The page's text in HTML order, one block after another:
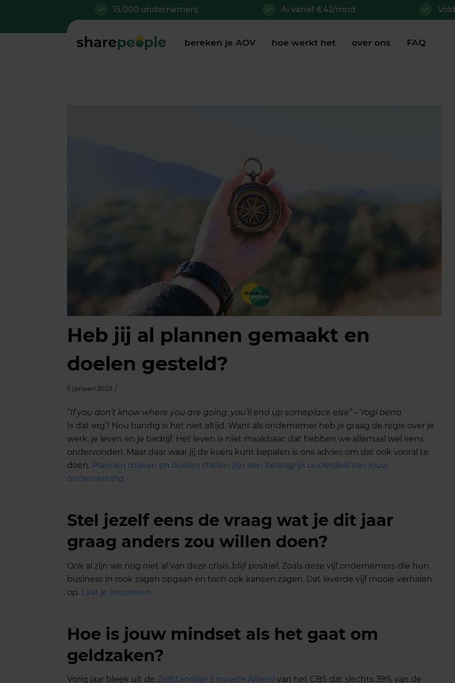
15.000 ondernemers Al vanaf €42/mnd
bereken je AOV hoe werkt het over ons FAQ
Heb jij al plannen gemaakt en
doelen gesteld?
5 januari 2023 /
“If you don’t know where you are going, you’ll end up someplace else” – Yogi berra
Is dat erg? Nou handig is het niet altijd. Want als ondernemer heb je graag de regie over je
werk, je leven en je bedrijf. Het leven is niet maakbaar, dat hebben we allemaal wel eens
ondervonden. Maar daar waar jij de koers kunt bepalen is ons advies om dat ook vooral te
doen. Plannen maken en doelen stellen zijn een belangrijk onderdeel van jouw
onderneming.
Stel jezelf eens de vraag wat je dit jaar
graag anders zou willen doen?
Ook al zijn we nog niet af van deze crisis, blijf positief. Zoals deze vijf ondernemers die hun
business in rook zagen opgaan en toch ook kansen zagen. Dat leverde vijf mooie verhalen
op. Laat je inspireren.
Hoe is jouw mindset als het gaat om
geldzaken?
Vorig jaar bleek uit de Zelfstandige Enquete Arbeid van het CBS dat slechts 39% van de